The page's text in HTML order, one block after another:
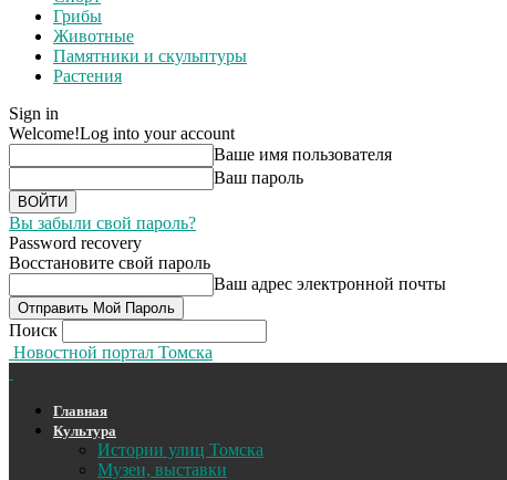
Грибы
Животные
Памятники и скульптуры
Растения
Sign in
Welcome!Log into your account
Ваше имя пользователя
Ваш пароль
Вы забыли свой пароль?
Password recovery
Восстановите свой пароль
Ваш адрес электронной почты
Поиск
Новостной портал Томска
Главная
Культура
Истории улиц Томска
Музеи, выставки